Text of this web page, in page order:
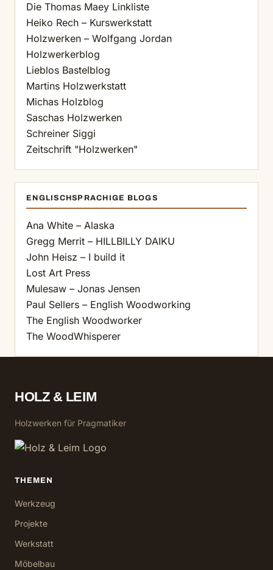
Die Thomas Maey Linkliste
Heiko Rech – Kurswerkstatt
Holzwerken – Wolfgang Jordan
Holzwerkerblog
Lieblos Bastelblog
Martins Holzwerkstatt
Michas Holzblog
Saschas Holzwerken
Schreiner Siggi
Zeitschrift "Holzwerken"
ENGLISCHSPRACHIGE BLOGS
Ana White – Alaska
Gregg Merrit – HILLBILLY DAIKU
John Heisz – I build it
Lost Art Press
Mulesaw – Jonas Jensen
Paul Sellers – English Woodworking
The English Woodworker
The WoodWhisperer
HOLZ & LEIM
Holzwerken für Pragmatiker
THEMEN
Werkzeug
Projekte
Werkstatt
Möbelbau